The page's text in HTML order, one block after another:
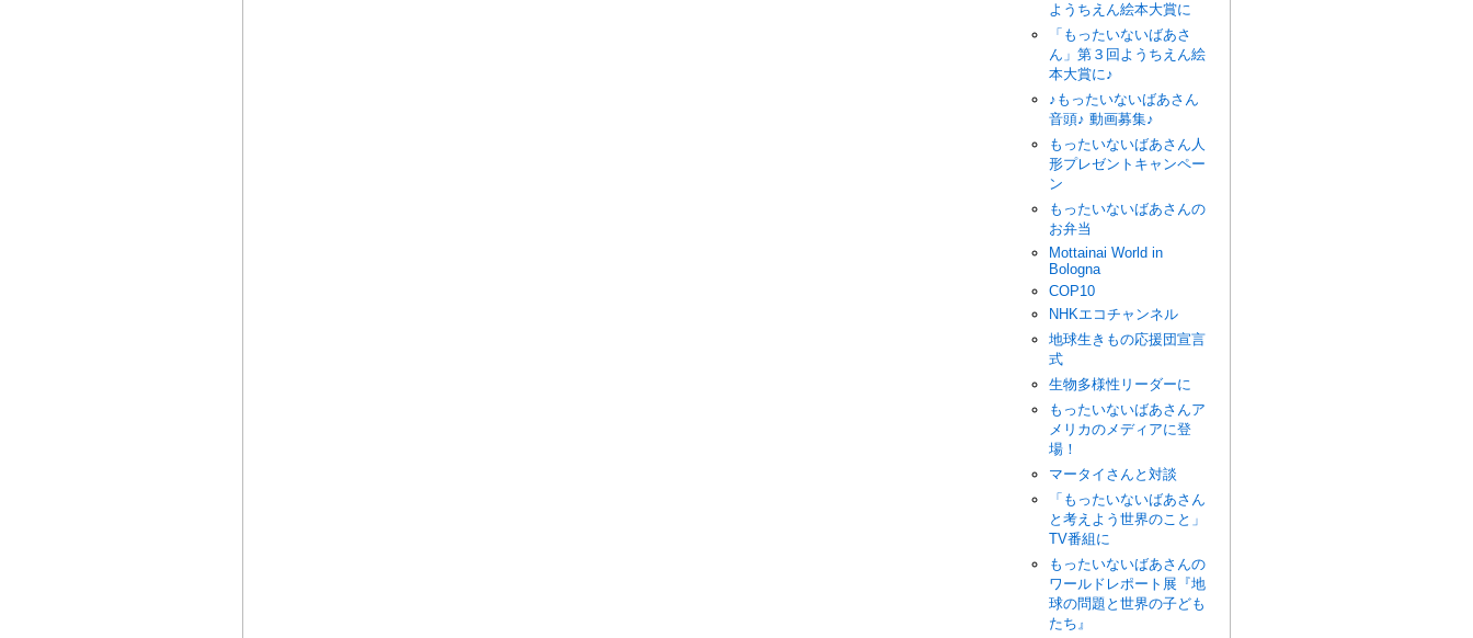
ようちえん絵本大賞に
「もったいないばあさ
ん」第３回ようちえん絵
本大賞に♪
♪もったいないばあさん
音頭♪ 動画募集♪
もったいないばあさん人
形プレゼントキャンペー
ン
もったいないばあさんの
お弁当
Mottainai World in
Bologna
COP10
NHKエコチャンネル
地球生きもの応援団宣言
式
生物多様性リーダーに
もったいないばあさんア
メリカのメディアに登
場！
マータイさんと対談
「もったいないばあさん
と考えよう世界のこと」
TV番組に
もったいないばあさんの
ワールドレポート展『地
球の問題と世界の子ども
たち』